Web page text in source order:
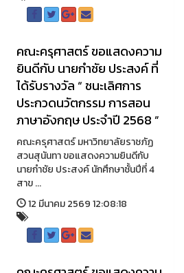
คณะครุศาสตร์ ขอแสดงความ
ยินดีกับ นายกำชัย ประสงค์ ที่
ได้รับรางวัล “ ชนะเลิศการ
ประกวดนวัตกรรม การสอน
ภาษาอังกฤษ ประจำปี 2568 ”
คณะครุศาสตร์ มหาวิทยาลัยราชภัฏ
สวนสุนันทา ขอแสดงความยินดีกับ
นายกำชัย ประสงค์ นักศึกษาชั้นปีที่ 4
สาข ...
12 มีนาคม 2569 12:08:18